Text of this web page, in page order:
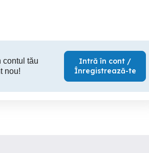
contul tău
nou!
Intră în cont /
Înregistrează-te